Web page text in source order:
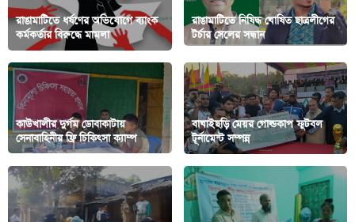
‎রাঙামাটিতে ধর্ষণের অভিযোগে ব্যাংক
কর্মকর্তার বিরুদ্ধে মামলা
রাঙামাটিতে নিষিদ্ধ ঘোষিত ছাত্রলীগের
টর্চার সেলের সন্ধান
কাউখালীর দুর্গম ডোবাকাটায়
সেনাবাহিনীর ফ্রি চিকিৎসা ক্যাম্প
বাঘাইছড়ি মেয়র গোল্ডকাপ ফুটবল
টূর্নামেন্ট সম্পন্ন